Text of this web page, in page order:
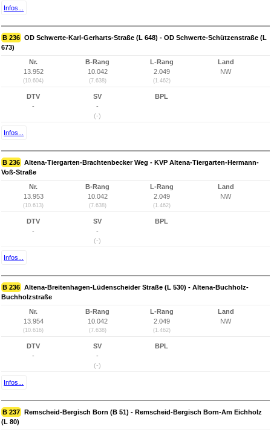
Infos...
B 236 OD Schwerte-Karl-Gerharts-Straße (L 648) - OD Schwerte-Schützenstraße (L
673)
Nr.
13.952
(10.604)
B-Rang
10.042
(7.638)
L-Rang
2.049
(1.462)
Land
NW
DTV
-
SV
-
(-)
BPL
Infos...
B 236 Altena-Tiergarten-Brachtenbecker Weg - KVP Altena-Tiergarten-Hermann-
Voß-Straße
Nr.
13.953
(10.613)
B-Rang
10.042
(7.638)
L-Rang
2.049
(1.462)
Land
NW
DTV
-
SV
-
(-)
BPL
Infos...
B 236 Altena-Breitenhagen-Lüdenscheider Straße (L 530) - Altena-Buchholz-
Buchholzstraße
Nr.
13.954
(10.616)
B-Rang
10.042
(7.638)
L-Rang
2.049
(1.462)
Land
NW
DTV
-
SV
-
(-)
BPL
Infos...
B 237 Remscheid-Bergisch Born (B 51) - Remscheid-Bergisch Born-Am Eichholz
(L 80)